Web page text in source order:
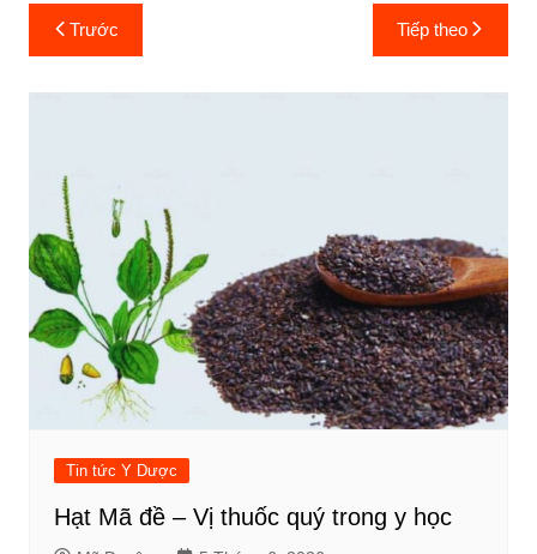
Điều
hướng
bài
Trước Tiếp theo
Tin tức Y Dược
Hạt Mã đề – Vị thuốc quý trong y học